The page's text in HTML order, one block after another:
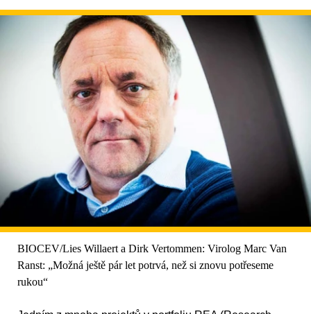
BIOCEV/Lies Willaert a Dirk Vertommen: Virolog Marc Van
Ranst: „Možná ještě pár let potrvá, než si znovu potřeseme
rukou“